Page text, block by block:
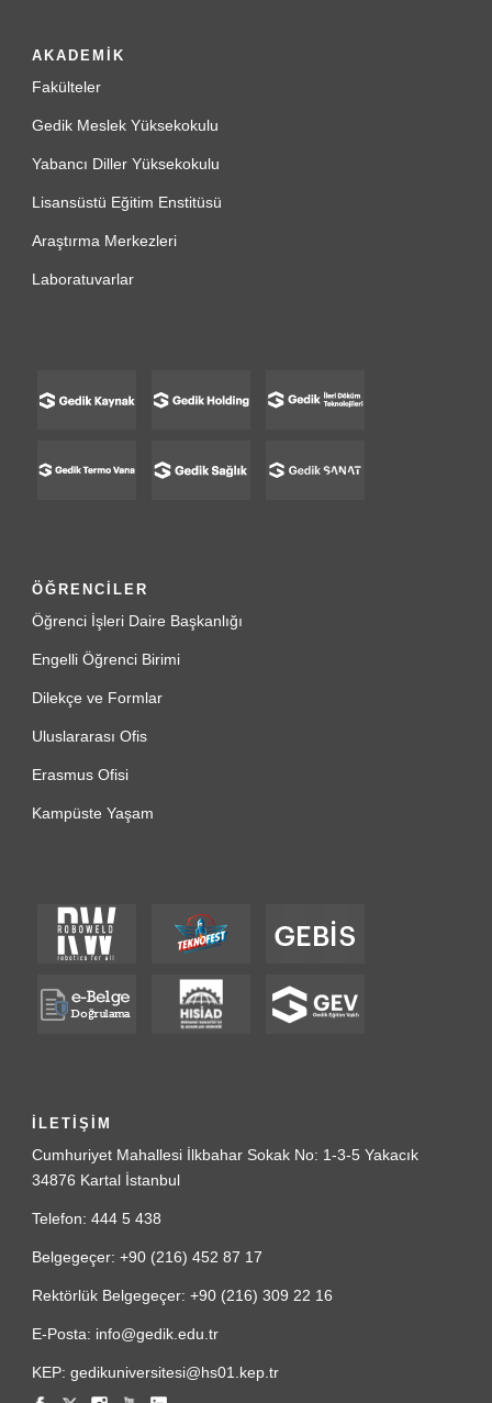
AKADEMİK
Fakülteler
Gedik Meslek Yüksekokulu
Yabancı Diller Yüksekokulu
Lisansüstü Eğitim Enstitüsü
Araştırma Merkezleri
Laboratuvarlar
ÖĞRENCİLER
Öğrenci İşleri Daire Başkanlığı
Engelli Öğrenci Birimi
Dilekçe ve Formlar
Uluslararası Ofis
Erasmus Ofisi
Kampüste Yaşam
İLETİŞİM
Cumhuriyet Mahallesi İlkbahar Sokak No: 1-3-5 Yakacık
34876 Kartal İstanbul
Telefon: 444 5 438
Belgegeçer: +90 (216) 452 87 17
Rektörlük Belgegeçer: +90 (216) 309 22 16
E-Posta: info@gedik.edu.tr
KEP: gedikuniversitesi@hs01.kep.tr